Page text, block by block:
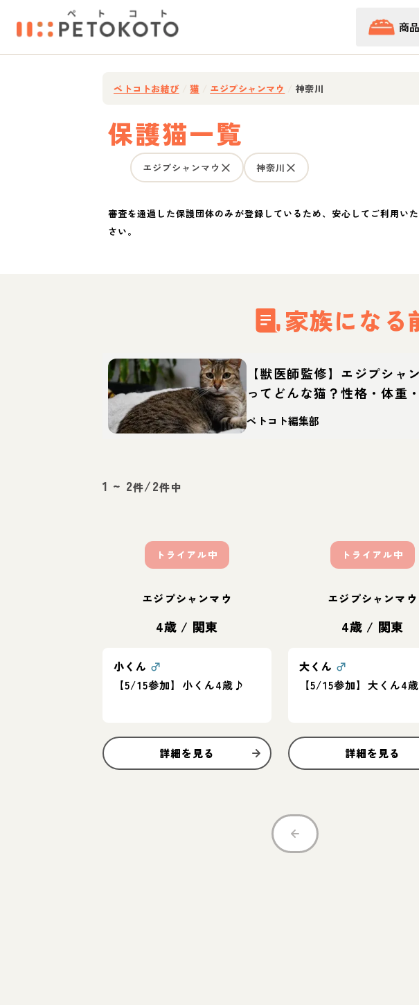
商
ペトコトお結び 猫 エジプシャンマウ 神奈川
保護猫一覧
エジプシャンマウ 神奈川
審査を通過した保護団体のみが登録しているため、安心してご利用い
さい。
家族になる
【獣医師監修】エジプシャ
ってどんな猫？性格・体重
の特徴・迎え方
ペトコト編集部
1 ~ 2件/2件中
トライアル中
エジプシャンマウ
4歳 / 関東
小くん ♂
【5/15参加】小くん4歳♪
詳細を見る
トライアル中
エジプシャンマウ
4歳 / 関東
大くん ♂
【5/15参加】大くん4
詳細を見る